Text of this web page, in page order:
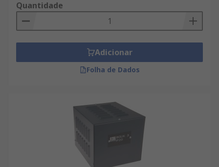
Quantidade
Adicionar
Folha de Dados